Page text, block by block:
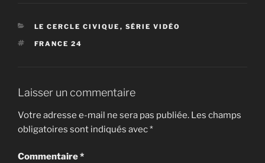
CATÉGORIES
LE CERCLE CIVIQUE , SÉRIE VIDÉO
ÉTIQUETTES
FRANCE 24
Laisser un commentaire
Votre adresse e-mail ne sera pas publiée. Les champs
obligatoires sont indiqués avec*
Commentaire*